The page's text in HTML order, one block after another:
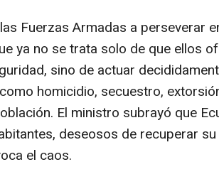
Fuerzas Armadas a perseverar
ya no se trata solo de que ellos
sino de actuar
homicidio, secuestro,
El ministro subrayó que
deseosos de recuperar
el caos.